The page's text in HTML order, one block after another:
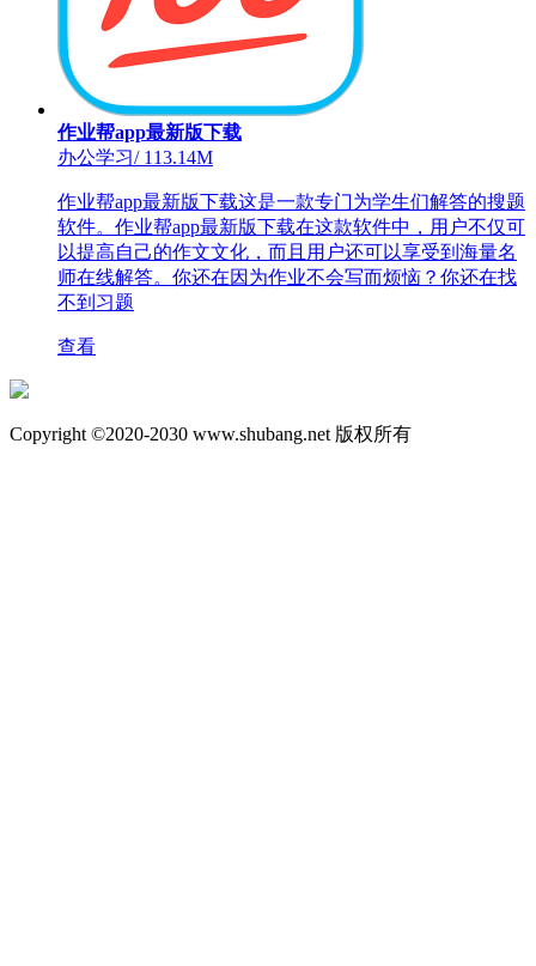
作业帮app最新版下载
办公学习/113.14M
作业帮app最新版下载这是一款专门为学生们解答的搜题
软件。作业帮app最新版下载在这款软件中，用户不仅可
以提高自己的作文文化，而且用户还可以享受到海量名
师在线解答。你还在因为作业不会写而烦恼？你还在找
不到习题
查看
Copyright ©2020-2030 www.shubang.net 版权所有